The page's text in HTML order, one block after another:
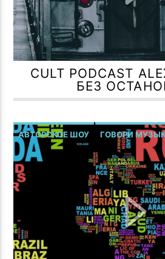
CULT PODCAST
БЕЗ
АВТОРСКОЕ ШОУ ГОВОРИ
Р.МЕЛЬМОНТ